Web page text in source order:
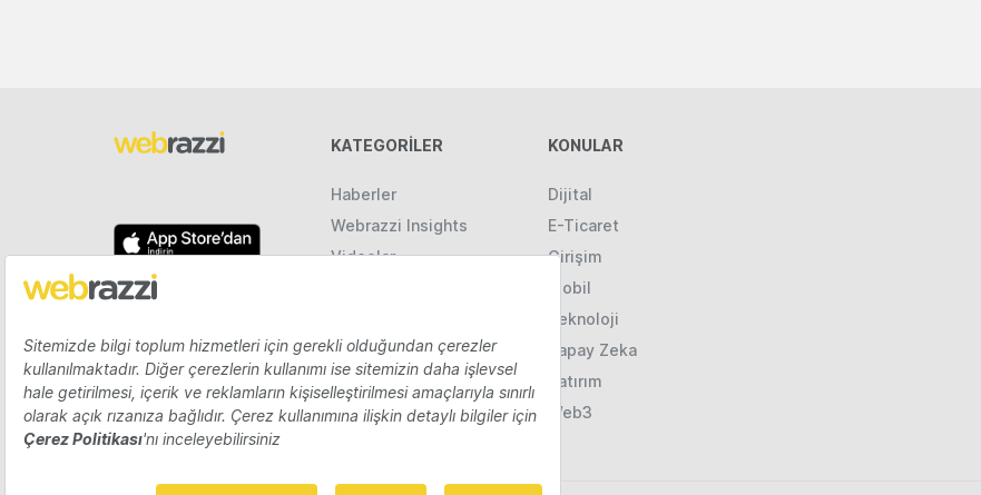
KATEGORILER
Haberler
Webrazzi Insights
Videolar
KONULAR
Dijital
E-Ticaret
Girişim
Mobil
Teknoloji
Yapay Zeka
Yatırım
Web3